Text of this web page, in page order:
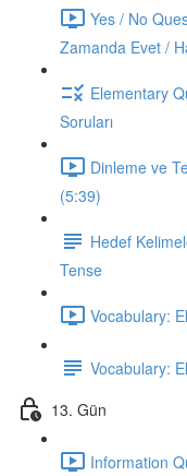
Yes / No
Zamanda Evet /
Elementary
Soruları
Dinleme ve
(5:39)
Hedef
Tense
Vocabulary:
Vocabulary:
13. Gün
Information